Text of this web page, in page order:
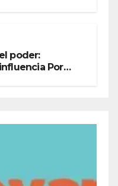
poder:
Por